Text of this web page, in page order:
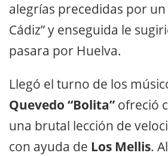
alegrías precedidas por un
Cádiz” y enseguida le
pasara por Huelva.
Llegó el turno de los
Quevedo “Bolita” ofreció
una brutal lección de
con ayuda de Los Mellis.